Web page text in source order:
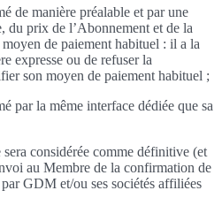
de manière préalable et par une
du prix de l’Abonnement et de la
de paiement habituel : il a la
expresse ou de refuser la
son moyen de paiement habituel ;
par la même interface dédiée que sa
considérée comme définitive (et
au Membre de la confirmation de
GDM et/ou ses sociétés affiliées